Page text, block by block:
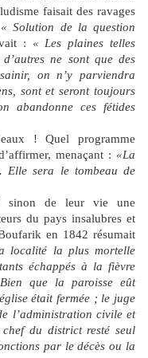
faisait des ravages
« Solution de la question
: « Les plaines telles
ne sont que des
on n’y parviendra
sont et seront toujours
abandonne ces fétides
! Quel programme
menaçant : «La
Elle sera le tombeau de
sinon de leur vie une
du pays insalubres et
en 1842 résumait
localité la plus mortelle
échappés à la fièvre
que la paroisse eût
était fermée ; le juge
l’administration civile et
du district resté seul
par le décès ou la